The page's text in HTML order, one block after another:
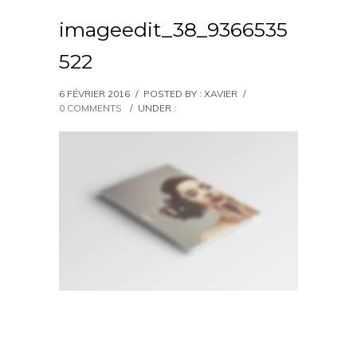
imageedit_38_9366535
522
6 FÉVRIER 2016 / POSTED BY : XAVIER /
0 COMMENTS
/ UNDER :